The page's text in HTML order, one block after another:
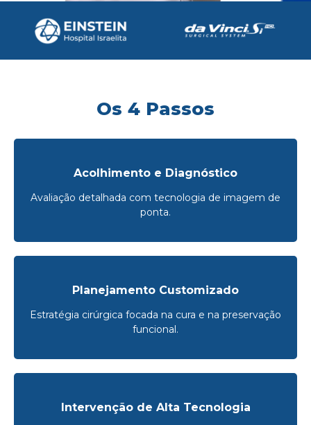
Os 4 Passos
Acolhimento e Diagnóstico
Avaliação detalhada com tecnologia de imagem de
ponta.
Planejamento Customizado
Estratégia cirúrgica focada na cura e na preservação
funcional.
Intervenção de Alta Tecnologia